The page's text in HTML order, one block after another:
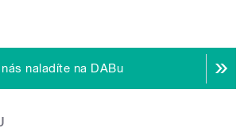
naladíte na DABu